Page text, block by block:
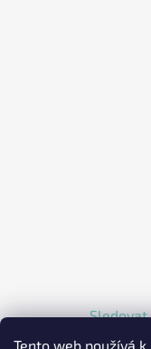
Tento web používá
Sledovat